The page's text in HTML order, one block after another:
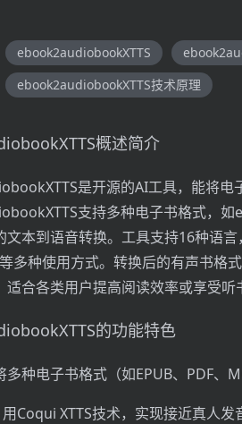
ebook2audiobookXTTS
ebook2audiobookXTTS技术原理
概述简介
是开源的AI工具，能将电
支持多种电子书格式，
文本到语音转换。工具支持16种语
多种使用方式。转换后的有声书格
合各类用户提高阅读效率或享受听
的功能特色
多种电子书格式（如EPUB、PDF、
Coqui XTTS技术，实现接近真人发